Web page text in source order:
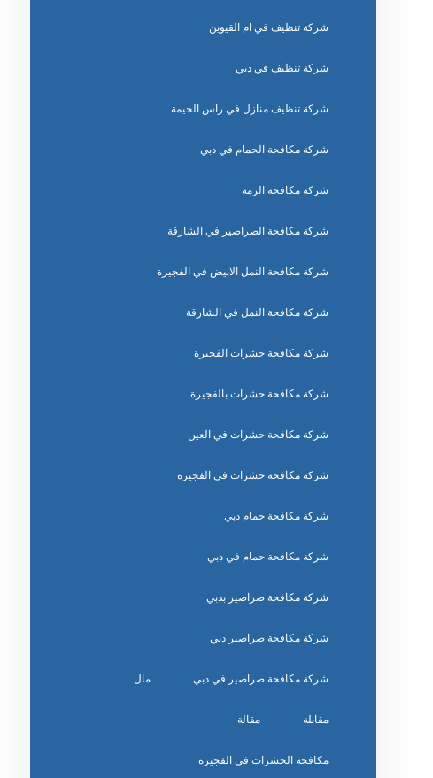
شركة تنظيف في ام القيوين
شركة تنظيف في دبي
شركة تنظيف منازل في راس الخيمة
شركة مكافحة الحمام في دبي
شركة مكافحة الرمة
شركة مكافحة الصراصير في الشارقة
شركة مكافحة النمل الابيض في الفجيرة
شركة مكافحة النمل في الشارقة
شركة مكافحة حشرات الفجيرة
شركة مكافحة حشرات بالفجيرة
شركة مكافحة حشرات في العين
شركة مكافحة حشرات في الفجيرة
شركة مكافحة حمام دبي
شركة مكافحة حمام في دبي
شركة مكافحة صراصير بدبي
شركة مكافحة صراصير دبي
شركة مكافحة صراصير في دبي مال
مقابلة مقالة
مكافحة الحشرات في الفجيرة